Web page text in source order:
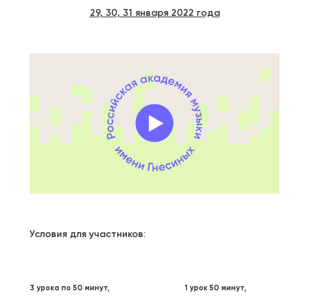
29, 30, 31 января 2022 года
Условия для участников:
3 урока по 50 минут, 1 урок 50 минут,